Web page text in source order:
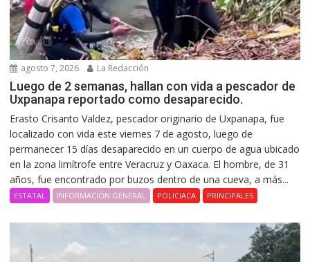
agosto 7, 2026 La Redacción
Luego de 2 semanas, hallan con vida a pescador de
Uxpanapa reportado como desaparecido.
Erasto Crisanto Valdez, pescador originario de Uxpanapa, fue
localizado con vida este viernes 7 de agosto, luego de
permanecer 15 días desaparecido en un cuerpo de agua ubicado
en la zona limítrofe entre Veracruz y Oaxaca. El hombre, de 31
años, fue encontrado por buzos dentro de una cueva, a más...
ESTATAL INFORMACIÓN GENERAL POLICIACA PRINCIPALES